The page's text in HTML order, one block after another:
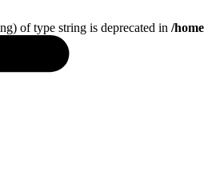
of type string is deprecated in /